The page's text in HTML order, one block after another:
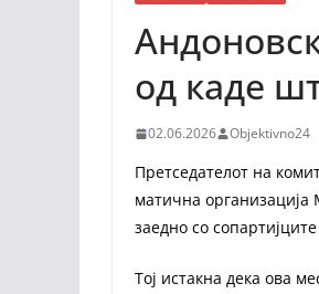
од каде
02.06.2026 Objektivno24
Претседателот на
матична
заедно со
Тој истакна дека ова